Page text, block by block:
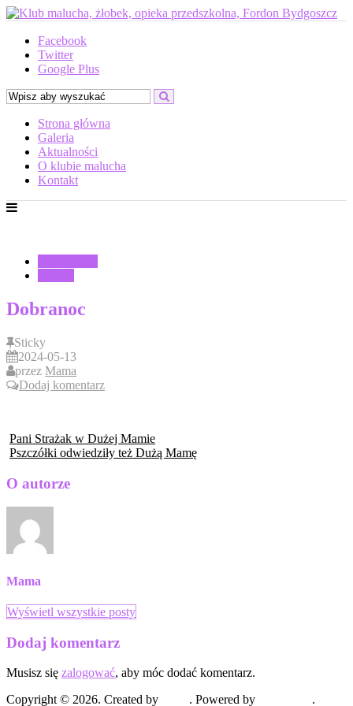
Facebook
Twitter
Google Plus
Strona główna
Galeria
Aktualności
O klubie malucha
Kontakt
Dobranoc
Sticky
2024-05-13
przez Mama
Dodaj komentarz
Pani Strażak w Dużej Mamie
Pszczółki odwiedziły też Dużą Mamę
O autorze
Mama
Wyświetl wszystkie posty
Dodaj komentarz
Musisz się zalogować, aby móc dodać komentarz.
Copyright © 2026. Created by
. Powered by .